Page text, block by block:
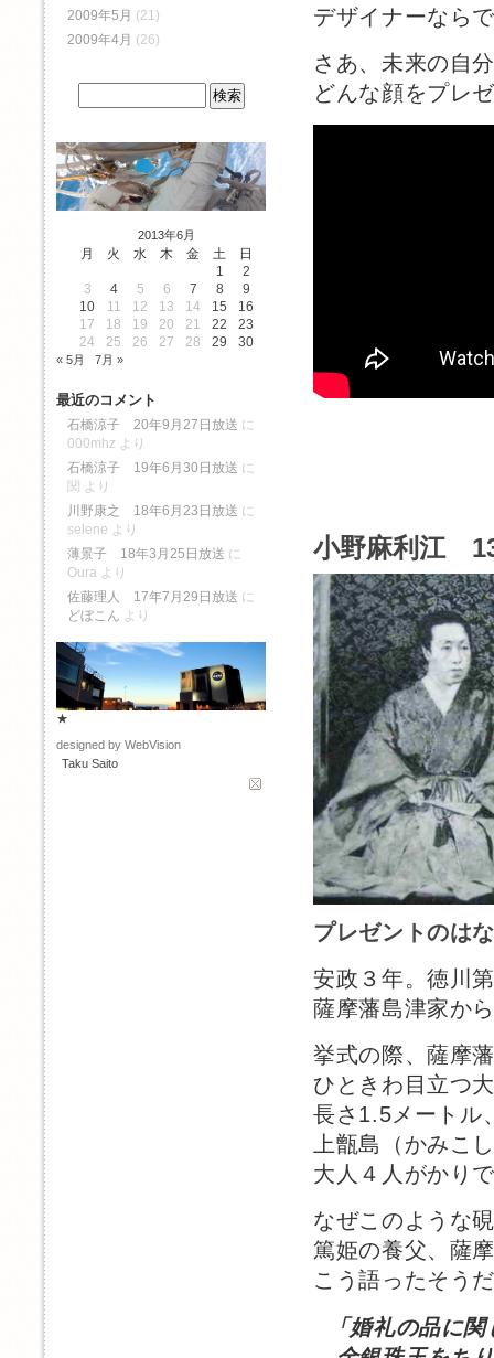
デザイナーなら
さあ、未来の自
どんな顔をプレ
小野麻利江
プレゼントのは
安政３年。徳川
薩摩藩島津家か
挙式の際、薩摩
ひときわ目立つ
長さ1.5メートル
上甑島（かみこ
大人４人がかり
なぜこのような
篤姫の養父、薩
こう語ったそう
「婚礼の品に
2009年5月 (21)
2009年4月 (26)
2013年6月
月 火 水 木 金 土
日
1
2
3
4 5 6 7 8
9
10
11 12 13 14 15
16
17
18 19 20 21 22
23
24
25 26 27 28 29 30
« 5月 7月 »
最近のコメント
石橋涼子 20年9月27日放送 に
000mhz より
石橋涼子 19年6月30日放送 に
関 より
川野康之 18年6月23日放送 に
selene より
薄景子 18年3月25日放送 に
Oura より
佐藤理人 17年7月29日放送 に
どぼこん より
★
designed by WebVision
Taku Saito